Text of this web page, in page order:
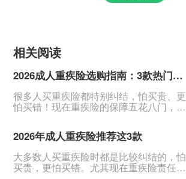
相关阅读
2026成人重疾险选购指南：3款热门产品全面测评
很多人买重疾险都特别纠结，怕买贵、更
怕买错！现在重疾险的保障五花八门，条
专门对比整理了2026年市面上口碑、性价
比都靠前的3款成人重疾险，不管你是预算
有限、身体健康，还是身体有点小异常、
不好投保，都能从中挑到合适的。&nbsp;
一、君龙超级玛丽16号Pro：普通人首选，
2026年成人重疾险推荐这3款
大多数人买重疾险时都是比较纠结的，怕
买贵，更怕买错。尤其现在重疾险责任越